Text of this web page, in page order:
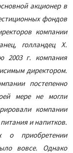
акционер в
фондов
компании
голландец Х.
2003 г. компания
директором.
постепенно
мере не могли
компании
и напитков.
о приобретении
вовсе. Однако